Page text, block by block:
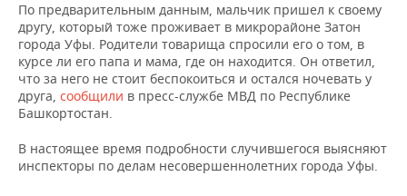
ВОЛЕЙБОЛ
КИБЕРСПОРТ
ФИГУРНОЕ КАТАНИЕ
ИСТОРИЯ
КУЛЬТУРА
МЕДИЦИНА
СПИСОК ПЕРСОН
СПИСОК КОМПАНИЙ
ПОЛНАЯ ВЕРСИЯ
По предварительным данным, мальчик пришел к своему
другу, который тоже проживает в микрорайоне Затон
города Уфы. Родители товарища спросили его о том, в
курсе ли его папа и мама, где он находится. Он ответил,
что за него не стоит беспокоиться и остался ночевать у
друга, сообщили в пресс-службе МВД по Республике
Башкортостан.
В настоящее время подробности случившегося выясняют
инспекторы по делам несовершеннолетних города Уфы.